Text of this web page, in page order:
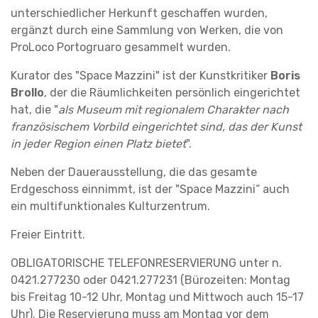
unterschiedlicher Herkunft geschaffen wurden,
ergänzt durch eine Sammlung von Werken, die von
ProLoco Portogruaro gesammelt wurden.
Kurator des "Space Mazzini" ist der Kunstkritiker Boris
Brollo, der die Räumlichkeiten persönlich eingerichtet
hat, die "als Museum mit regionalem Charakter nach
französischem Vorbild eingerichtet sind, das der Kunst
in jeder Region einen Platz bietet".
Neben der Dauerausstellung, die das gesamte
Erdgeschoss einnimmt, ist der "Space Mazzini“ auch
ein multifunktionales Kulturzentrum.
Freier Eintritt.
OBLIGATORISCHE TELEFONRESERVIERUNG unter n.
0421.277230 oder 0421.277231 (Bürozeiten: Montag
bis Freitag 10-12 Uhr, Montag und Mittwoch auch 15-17
Uhr). Die Reservierung muss am Montag vor dem